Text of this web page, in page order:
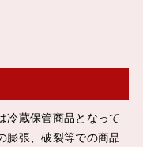
冷蔵保管商品となって
膨張、破裂等での商品